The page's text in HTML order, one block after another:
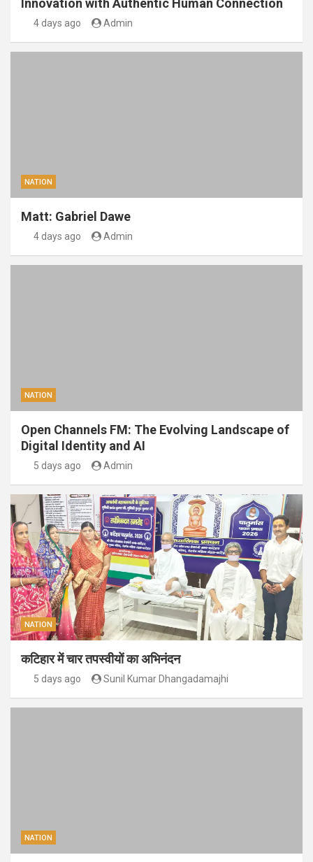
Innovation with Authentic Human Connection
4 days ago Admin
NATION
Matt: Gabriel Dawe
4 days ago Admin
NATION
Open Channels FM: The Evolving Landscape of
Digital Identity and AI
5 days ago Admin
NATION
कटिहार में चार तपस्वीयों का अभिनंदन
5 days ago Sunil Kumar Dhangadamajhi
NATION